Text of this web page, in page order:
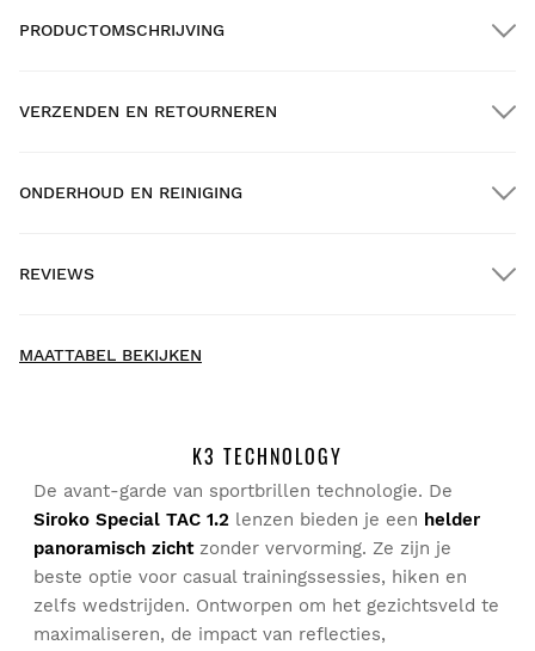
PRODUCTOMSCHRIJVING
VERZENDEN EN RETOURNEREN
Thuisbezorging
Probeer onze producten lekker thuis uit. Je hebt 30 dagen
vanaf de leverdatum om een retourzending te doen.
Vanuit je gebruikersaccount kun je eenvoudig en snel een
product uit je bestelling retourneren.
ONDERHOUD EN REINIGING
REVIEWS
MAATTABEL BEKIJKEN
K3 TECHNOLOGY
De avant-garde van sportbrillen technologie. De
Siroko Special TAC 1.2 lenzen bieden je een helder
panoramisch zicht zonder vervorming. Ze zijn je
beste optie voor casual trainingssessies, hiken en
zelfs wedstrijden. Ontworpen om het gezichtsveld te
maximaliseren, de impact van reflecties,